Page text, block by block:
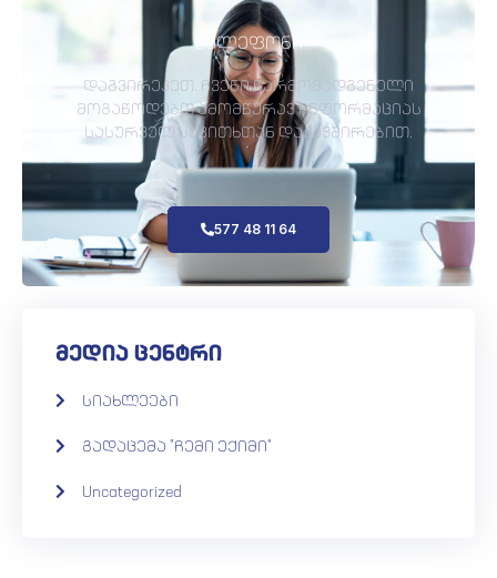
ტელეფონი
დაგვირეკეთ. ჩვენი წარმომადგენელი
მოგაწოდებთ ამომწურავ ინფორმაციას
სასურველ საკითხთან დაკავშირებით.
577 48 11 64
მედია ცენტრი
სიახლეები
გადაცემა "ჩემი ექიმი"
Uncategorized